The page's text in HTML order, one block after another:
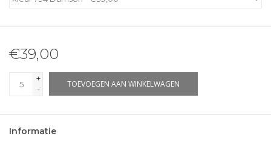
€39,00
+
-
TOEVOEGEN AAN WINKELWAGEN
Informatie